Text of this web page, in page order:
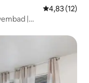
Gemiddelde
4,83 (12)
|